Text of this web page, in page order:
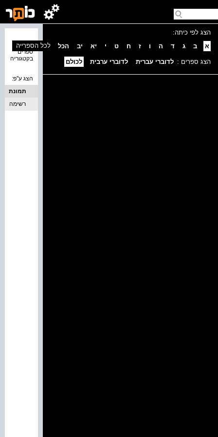
הצג לפי כיתה:
א
ב ג ד ה ו ז ח ט י יא יב הכל
הצג ספרים : לדוברי עברית לדוברי ערבית לכולם
ספרים
בקטגוריה
לכל הספרייה
הצג ע''פ:
תמונת
כריכה
רשימה